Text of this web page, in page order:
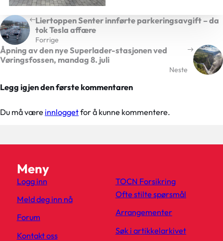
Forrige
Liertoppen Senter innførte parkeringsavgift – da
tok Tesla affære
Neste
Åpning av den nye Superlader-stasjonen ved
Vøringsfossen, mandag 8. juli
Legg igjen den første kommentaren
Du må være innloggetfor å kunne kommentere.
Meny
Logg inn
Meld deg inn nå
Forum
Kontakt oss
TOCN Forsikring
Ofte stilte spørsmål
Arrangementer
Søk i artikkelarkivet